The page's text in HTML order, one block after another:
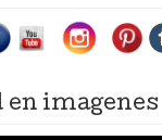
imagenes